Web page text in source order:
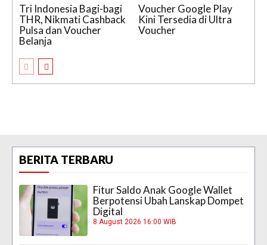
Tri Indonesia Bagi-bagi
THR, Nikmati Cashback
Pulsa dan Voucher
Belanja
Voucher Google Play
Kini Tersedia di Ultra
Voucher
BERITA TERBARU
Fitur Saldo Anak Google Wallet
Berpotensi Ubah Lanskap Dompet
Digital
8 August 2026 16:00 WIB